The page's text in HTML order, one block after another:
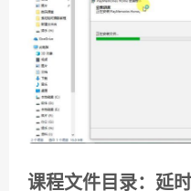
课程文件目录：延